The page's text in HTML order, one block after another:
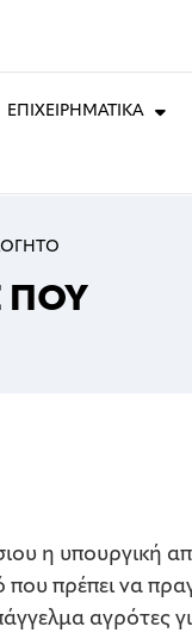
ΕΠΙΧΕΙΡΗΜΑΤΙΚΑ
ΠΟΥ
η υπουργική
που πρέπει να
αγρότες